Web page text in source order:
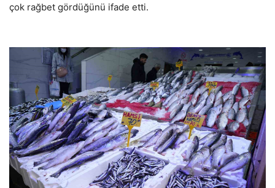
çok rağbet gördüğünü ifade etti.